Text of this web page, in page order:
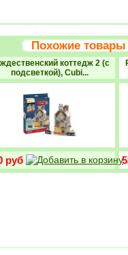
Похожие
коттедж 2 (с
подсветкой), Cubi...
руб